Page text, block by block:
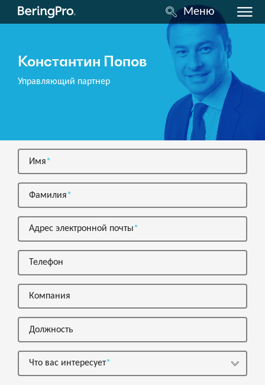
Меню
Константин Попов
Управляющий партнер
Имя
Фамилия
Адрес электронной почты
Телефон
Компания
Должность
Что вас интересует